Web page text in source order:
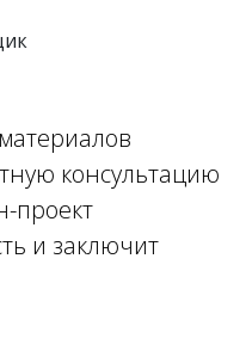
консультацию
проект
и заключит